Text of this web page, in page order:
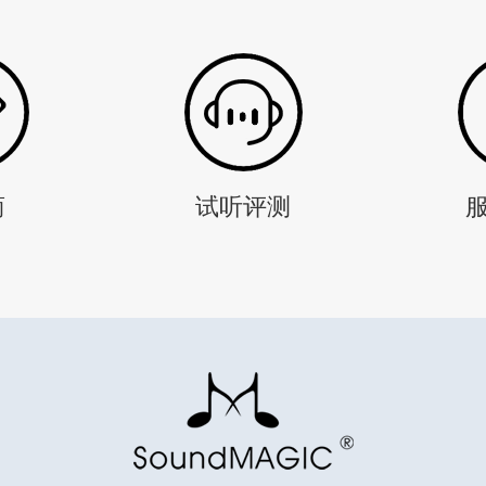
试听评测